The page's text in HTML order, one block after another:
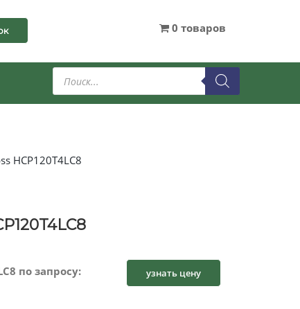
0 товаров
Поиск
товаров
HCP120T4LC8
по запросу: узнать цену